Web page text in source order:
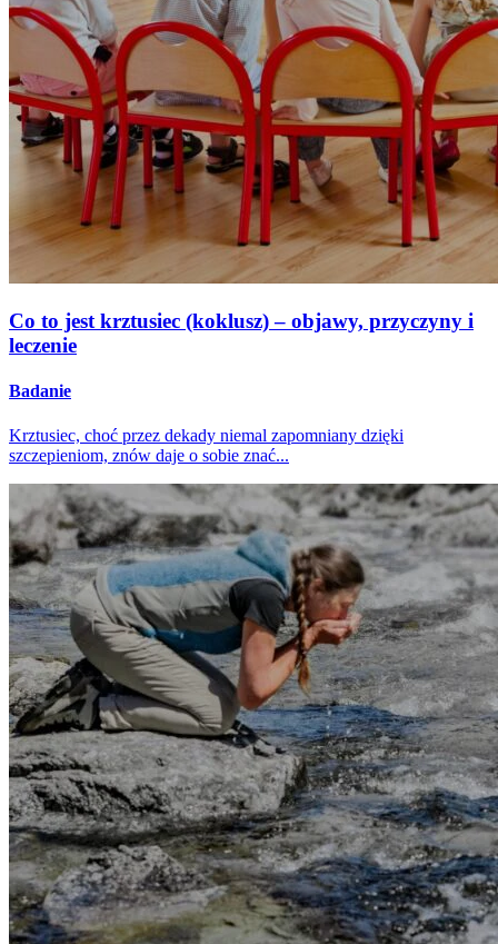
Co to jest krztusiec (koklusz) – objawy, przyczyny i
leczenie
Badanie
Krztusiec, choć przez dekady niemal zapomniany dzięki
szczepieniom, znów daje o sobie znać...